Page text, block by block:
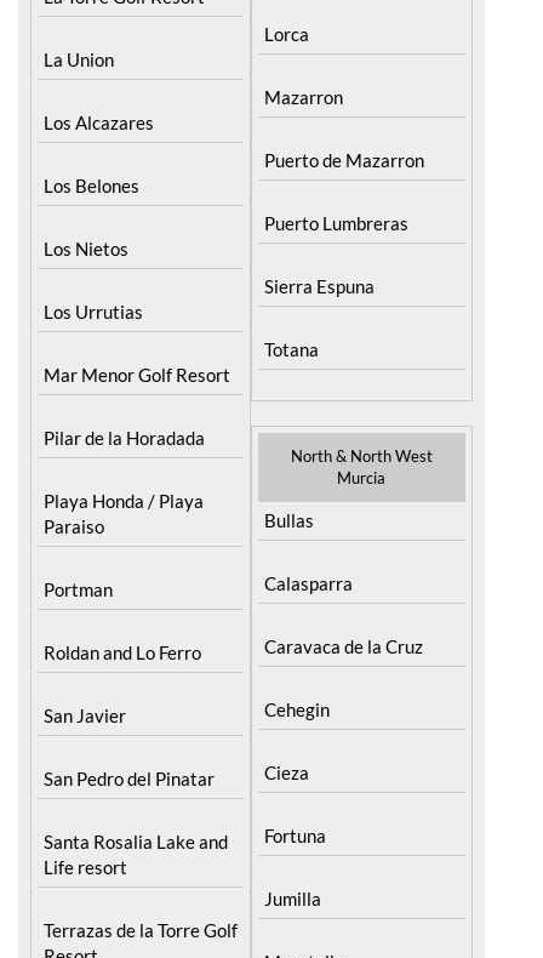
La Union
Los Alcazares
Los Belones
Los Nietos
Los Urrutias
Mar Menor Golf Resort
Pilar de la Horadada
Playa Honda / Playa
Paraiso
Portman
Roldan and Lo Ferro
San Javier
San Pedro del Pinatar
Santa Rosalia Lake and
Life resort
Terrazas de la Torre Golf
Lorca
Mazarron
Puerto de Mazarron
Puerto Lumbreras
Sierra Espuna
Totana
North & North West
Murcia
Bullas
Calasparra
Caravaca de la Cruz
Cehegin
Cieza
Fortuna
Jumilla